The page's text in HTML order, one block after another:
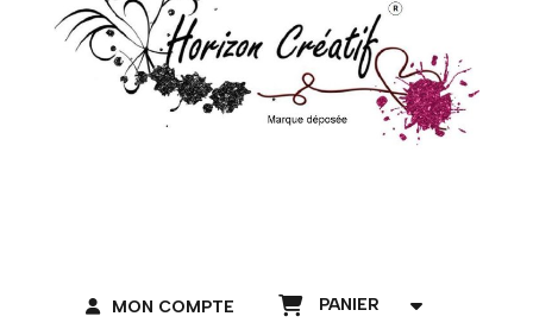
MON COMPTE PANIER